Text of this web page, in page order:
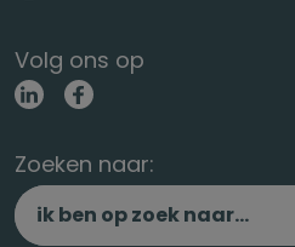
Volg ons op
Zoeken naar: